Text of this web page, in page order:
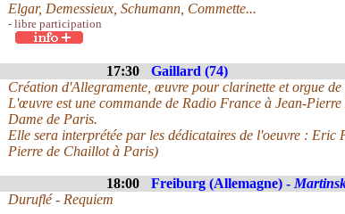
Elgar, Demessieux, Schumann, Commette...
- libre participation
17:30 Gaillard (74)
Création d'Allegramente, œuvre pour clarinette et orgue
L'œuvre est une commande de Radio France à Jean-
Dame de Paris.
Elle sera interprétée par les dédicataires de l'oeuvre : Eric
Pierre de Chaillot à Paris)
18:00 Freiburg (Allemagne) -
Duruflé - Requiem